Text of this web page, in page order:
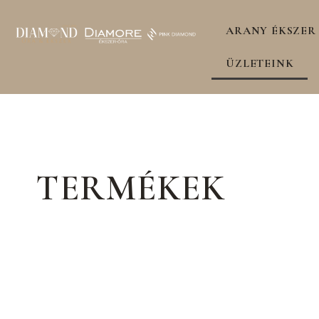
ARANY ÉKSZER
ÜZLETEINK
TERMÉKEK